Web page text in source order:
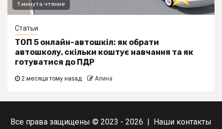
1 минута чтение
Статьи
ТОП 5 онлайн-автошкіл: як обрати
автошколу, скільки коштує навчання та як
готуватися до ПДР
2 месяца тому назад Алина
Все права защищены © 2023 - 2026 | Наши контакты